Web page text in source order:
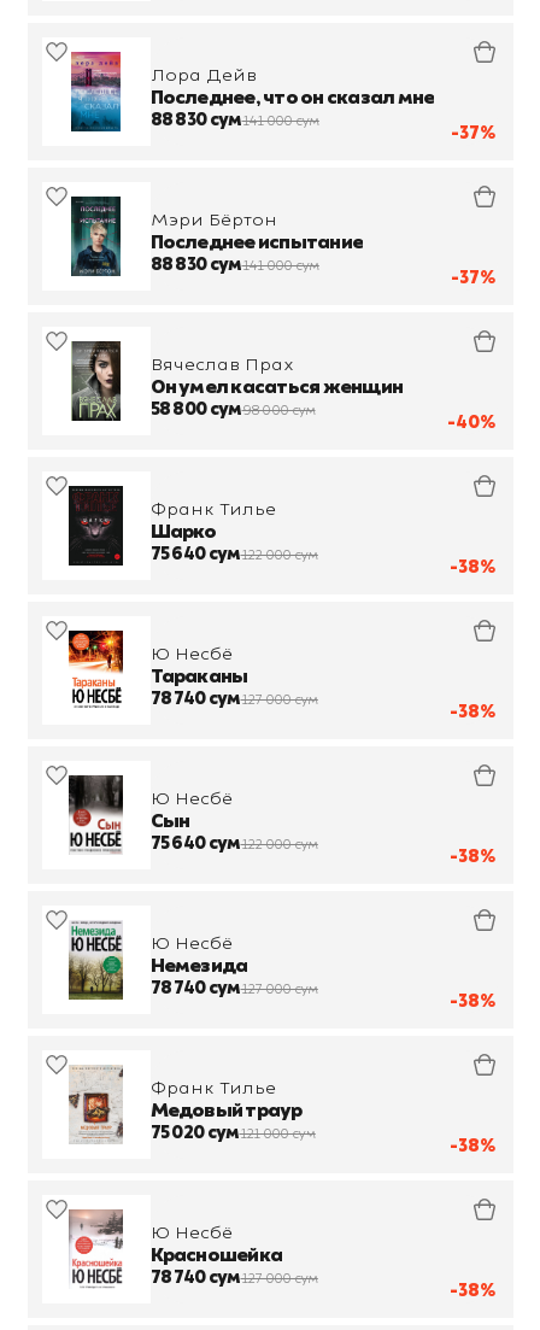
-37%
Лора Дейв
Последнее, что он сказал мне
88 830 сум141 000 сум
-37%
Мэри Бёртон
Последнее испытание
88 830 сум141 000 сум
-40%
Вячеслав Прах
Он умел касаться женщин
58 800 сум98 000 сум
-38%
Франк Тилье
Шарко
75 640 сум122 000 сум
-38%
Ю Несбё
Тараканы
78 740 сум127 000 сум
-38%
Ю Несбё
Сын
75 640 сум122 000 сум
-38%
Ю Несбё
Немезида
78 740 сум127 000 сум
-38%
Франк Тилье
Медовый траур
75 020 сум121 000 сум
-38%
Ю Несбё
Красношейка
78 740 сум127 000 сум